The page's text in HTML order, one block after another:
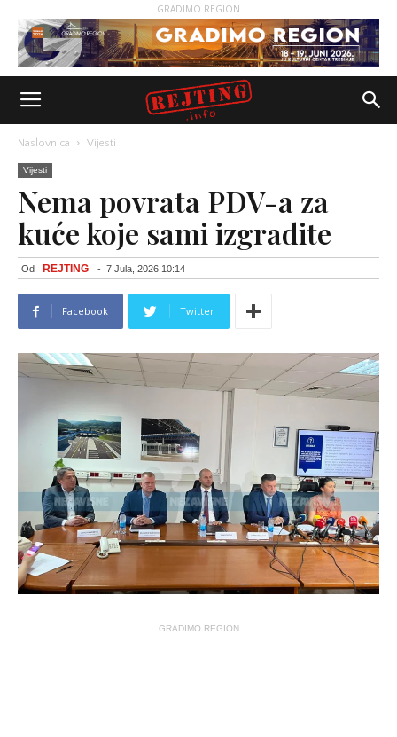
GRADIMO REGION
Naslovnica Vijesti
Vijesti
Nema povrata PDV-a za
kuće koje sami izgradite
Od REJTING - 7 Jula, 2026 10:14
Facebook Twitter
GRADIMO REGION